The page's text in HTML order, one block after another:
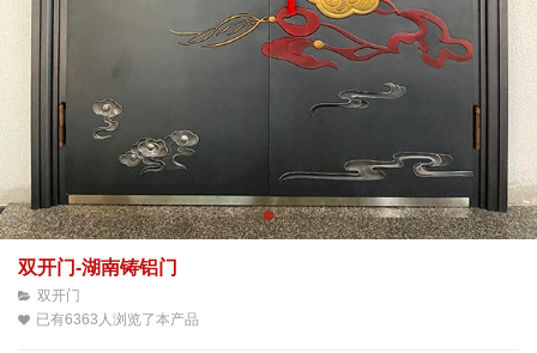
双开门-湖南铸铝门
双开门
已有6363人浏览了本产品